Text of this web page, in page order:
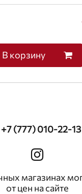
В корзину
+7 (777) 010-22-13
магазинах
от цен на сайте